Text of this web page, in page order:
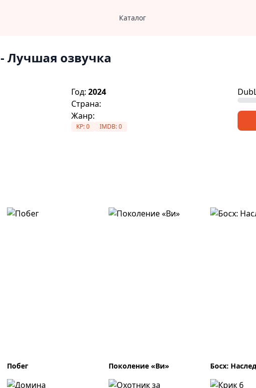
Каталог
- Лучшая озвучка
Год:2024
Страна:
Жанр:
KP:0 IMDB:0
Побег Поколение «Ви» Босх: